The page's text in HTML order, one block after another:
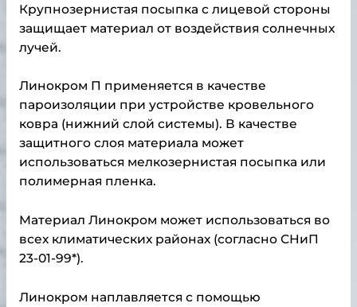
Крупнозернистая посыпка с лицевой стороны
защищает материал от воздействия солнечных
лучей.
Линокром П применяется в качестве
пароизоляции при устройстве кровельного
ковра (нижний слой системы). В качестве
защитного слоя материала может
использоваться мелкозернистая посыпка или
полимерная пленка.
Материал Линокром может использоваться во
всех климатических районах (согласно СНиП
23-01-99*).
Линокром наплавляется с помощью